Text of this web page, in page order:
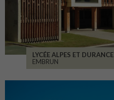
LYCÉE ALPES ET DURANCE
EMBRUN